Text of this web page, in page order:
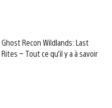
Ghost Recon Wildlands: Last
Rites – Tout ce qu’il y a à savoir